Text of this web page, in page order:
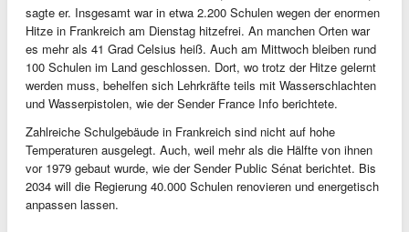
sagte er. Insgesamt war in etwa 2.200 Schulen wegen der enormen
Hitze in Frankreich am Dienstag hitzefrei. An manchen Orten war
es mehr als 41 Grad Celsius heiß. Auch am Mittwoch bleiben rund
100 Schulen im Land geschlossen. Dort, wo trotz der Hitze gelernt
werden muss, behelfen sich Lehrkräfte teils mit Wasserschlachten
und Wasserpistolen, wie der Sender France Info berichtete.
Zahlreiche Schulgebäude in Frankreich sind nicht auf hohe
Temperaturen ausgelegt. Auch, weil mehr als die Hälfte von ihnen
vor 1979 gebaut wurde, wie der Sender Public Sénat berichtet. Bis
2034 will die Regierung 40.000 Schulen renovieren und energetisch
anpassen lassen.